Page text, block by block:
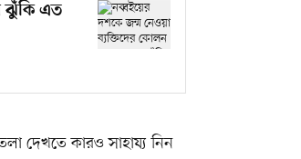
ঝুঁকি এত
দেখতে কারও সাহায্য নিন